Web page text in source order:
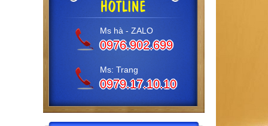
Ms hà - ZALO
0976.902.699
Ms: Trang
0979.17.10.10